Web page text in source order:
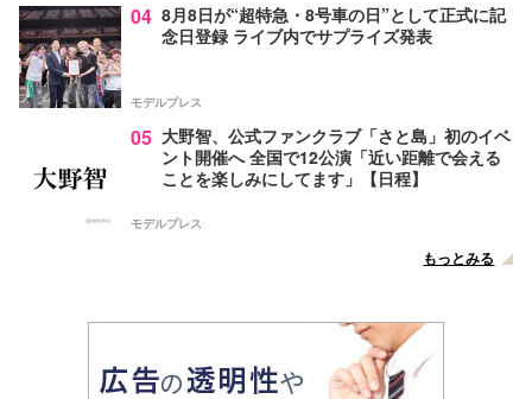
04 8月8日が“超特急・8号車の日”として正式に記
念日登録 ライブ内でサプライズ発表
モデルプレス
05 大野智、公式ファンクラブ「さと島」初のイベ
ント開催へ 全国で12公演「近い距離で会える
ことを楽しみにしてます」【日程】
モデルプレス
もっとみる